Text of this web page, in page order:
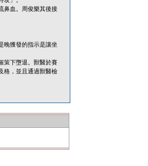
鼻血。周俊樂其後接
晚獲發的指示是讓坐
策下墮退。獸醫於賽
格，並且通過獸醫檢